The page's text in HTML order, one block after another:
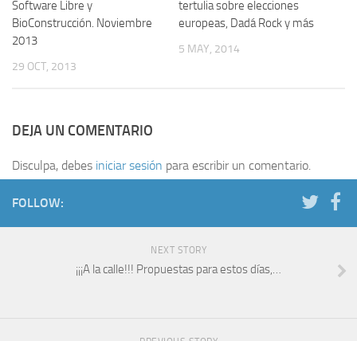
Software Libre y
BioConstrucción. Noviembre
2013
29 OCT, 2013
tertulia sobre elecciones
europeas, Dadá Rock y más
5 MAY, 2014
DEJA UN COMENTARIO
Disculpa, debes iniciar sesión para escribir un comentario.
FOLLOW:
NEXT STORY
¡¡¡A la calle!!! Propuestas para estos días,…